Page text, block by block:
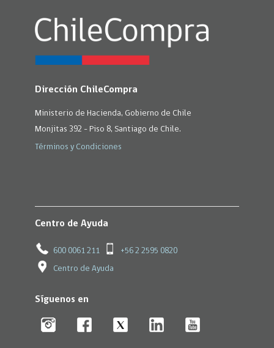
Dirección ChileCompra
Ministerio de Hacienda, Gobierno de Chile
Monjitas 392 - Piso 8, Santiago de Chile.
Términos y Condiciones
Centro de Ayuda
600 0061 211 +56 2 2595 0820
Centro de Ayuda
Síguenos en